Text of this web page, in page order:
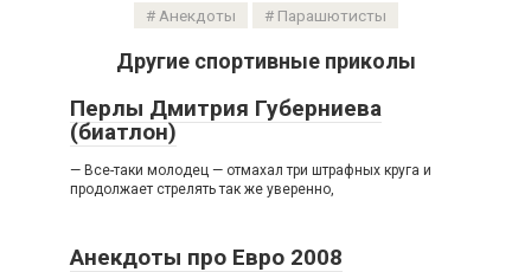
Анекдоты Парашютисты
Другие спортивные приколы
Перлы Дмитрия Губерниева
(биатлон)
— Все-таки молодец — отмахал три штрафных круга и
продолжает стрелять так же уверенно,
Анекдоты про Евро 2008